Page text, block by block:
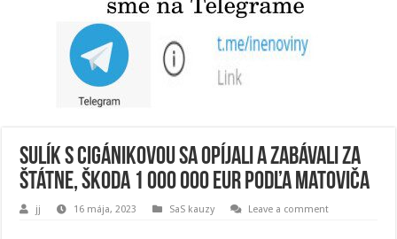
Sulík s Cigánikovou sa opíjali a zabávali za
štátne, škoda 1 000 000 EUR podľa Matoviča
jj 16 mája, 2023 SaS kauzy Leave a comment